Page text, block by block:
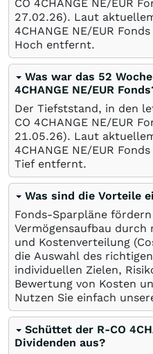
CO 4CHANGE NE/EUR
27.02.26). Laut
4CHANGE NE/EUR
Hoch entfernt.
Was war das 52
4CHANGE NE/EUR
Der Tiefststand, in den
CO 4CHANGE NE/EUR
21.05.26). Laut
4CHANGE NE/EUR
Tief entfernt.
Was sind die Vorteile
Fonds-Sparpläne
Vermögensaufbau durch
und Kostenverteilung
die Auswahl des
individuellen Zielen,
Bewertung von Kosten
Nutzen Sie einfach
Schüttet der R-CO
Dividenden aus?